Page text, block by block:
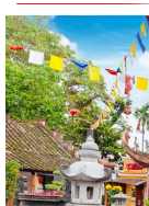
Trung tâm Chính
nhận thức về Đảng
Thực hiện chỉ đạo
Phòng, Trạm Y tế xã
Chi bộ Trạm Y tế xã
tháng 8/2026.